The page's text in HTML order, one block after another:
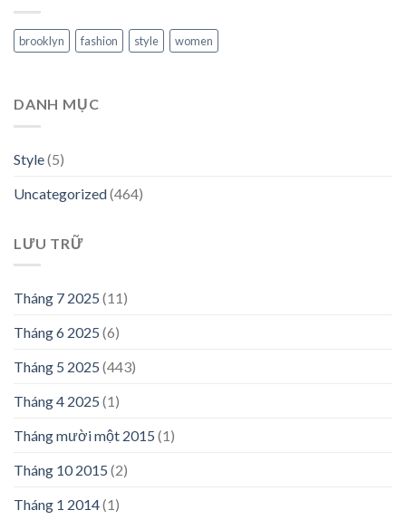
brooklyn fashion style women
DANH MỤC
Style(5)
Uncategorized(464)
LƯU TRỮ
Tháng 7 2025 (11)
Tháng 6 2025 (6)
Tháng 5 2025 (443)
Tháng 4 2025 (1)
Tháng mười một 2015 (1)
Tháng 10 2015 (2)
Tháng 1 2014(1)